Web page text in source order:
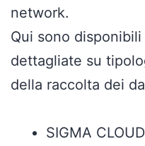
network.
Qui sono
dettagliate su
della raccolta dei
SIGMA CLOUD